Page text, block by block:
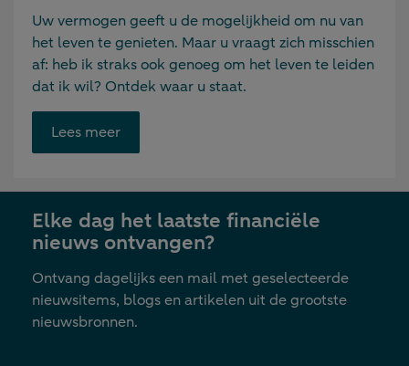
Uw vermogen geeft u de mogelijkheid om nu van
het leven te genieten. Maar u vraagt zich misschien
af: heb ik straks ook genoeg om het leven te leiden
dat ik wil? Ontdek waar u staat.
Lees meerOpent
link
nieuwe
tab
Elke dag het laatste financiële
nieuws ontvangen?
Ontvang dagelijks een mail met geselecteerde
nieuwsitems, blogs en artikelen uit de grootste
nieuwsbronnen.